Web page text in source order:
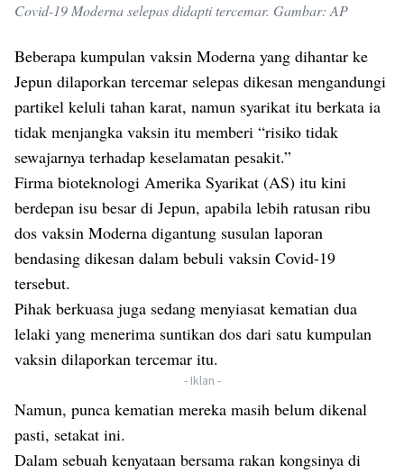
Covid-19 Moderna selepas didapti tercemar. Gambar: AP
Beberapa kumpulan vaksin Moderna yang dihantar ke
Jepun dilaporkan tercemar selepas dikesan mengandungi
partikel keluli tahan karat, namun syarikat itu berkata ia
tidak menjangka vaksin itu memberi “risiko tidak
sewajarnya terhadap keselamatan pesakit.”
Firma bioteknologi Amerika Syarikat (AS) itu kini
berdepan isu besar di Jepun, apabila lebih ratusan ribu
dos vaksin Moderna digantung susulan laporan
bendasing dikesan dalam bebuli vaksin Covid-19
tersebut.
Pihak berkuasa juga sedang menyiasat kematian dua
lelaki yang menerima suntikan dos dari satu kumpulan
vaksin dilaporkan tercemar itu.
- Iklan -
Namun, punca kematian mereka masih belum dikenal
pasti, setakat ini.
Dalam sebuah kenyataan bersama rakan kongsinya di